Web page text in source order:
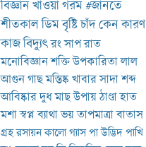
বিজ্ঞানখাওয়াগরম#জানতে
শীতকালডিমবৃষ্টিচাঁদকেনকারণ
কাজবিদ্যুৎরংসাপরাত
মনোবিজ্ঞানশক্তিউপকারিতালাল
আগুনগাছমস্তিষ্কখাবারসাদাশব্দ
আবিষ্কারদুধমাছউপায়ঠাণ্ডাহাত
মশাস্বপ্নব্যাথাভয়তাপমাত্রাবাতাস
গ্রহরসায়নকালোগ্যাসপাউদ্ভিদপাখি